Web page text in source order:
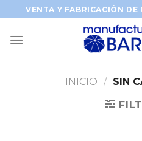
Saltar
al
contenido
VENTA Y FABRICACIÓN DE
INICIO / SIN